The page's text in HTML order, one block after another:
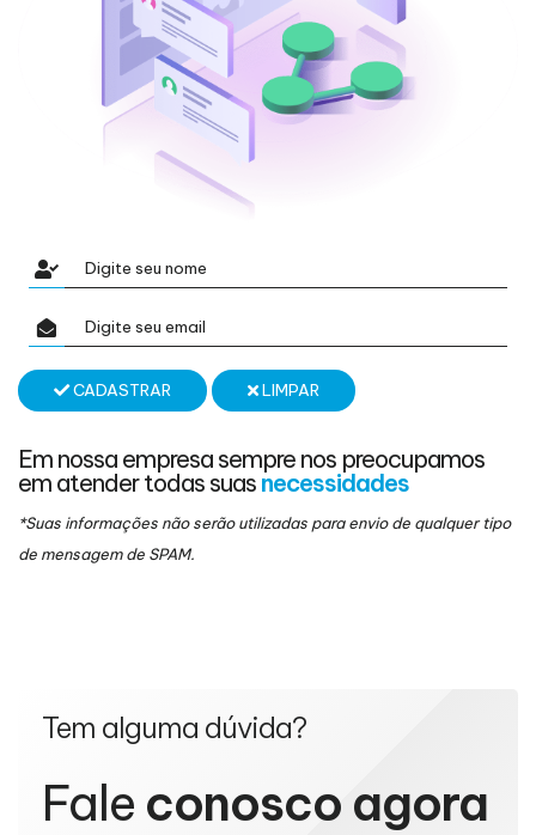
CADASTRAR LIMPAR
Em nossa empresa sempre nos preocupamos
em atender todas suas necessidades
*Suas informações não serão utilizadas para envio de qualquer tipo
de mensagem de SPAM.
Tem alguma dúvida?
Fale conosco agora